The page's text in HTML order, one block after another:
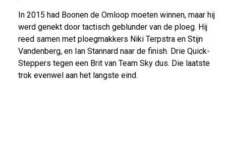
In 2015 had Boonen de Omloop moeten winnen, maar hij
werd genekt door tactisch geblunder van de ploeg. Hij
reed samen met ploegmakkers Niki Terpstra en Stijn
Vandenberg, en Ian Stannard naar de finish. Drie Quick-
Steppers tegen een Brit van Team Sky dus. Die laatste
trok evenwel aan het langste eind.